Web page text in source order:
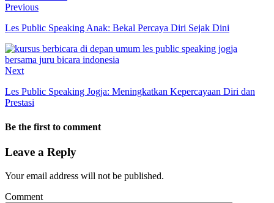
Previous
Les Public Speaking Anak: Bekal Percaya Diri Sejak Dini
Next
Les Public Speaking Jogja: Meningkatkan Kepercayaan Diri dan
Prestasi
Be the first to comment
Leave a Reply
Your email address will not be published.
Comment